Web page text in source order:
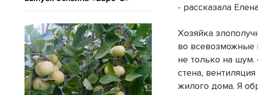
- рассказала
Хозяйка
во всевозможные
не только на
стена,
жилого дома. Я